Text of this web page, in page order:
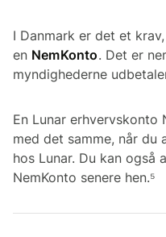
I Danmark er det et
en NemKonto. Det er
myndighederne
En Lunar erhvervskonto
med det samme, når du
hos Lunar. Du kan
NemKonto senere hen.⁵